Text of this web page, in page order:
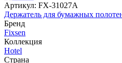
Артикул: FX-31027A
Держатель для бумажных
Бренд
Fixsen
Коллекция
Hotel
Страна